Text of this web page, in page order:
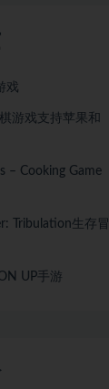
戏
游戏支持苹果和
– Cooking Game
Tribulation生存冒
UP手游